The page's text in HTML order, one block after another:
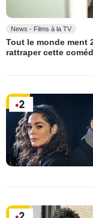
News - Films à la TV
Tout le monde ment
rattraper cette